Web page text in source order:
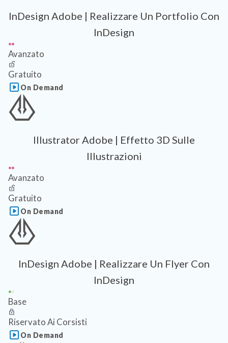
InDesign Adobe | Realizzare Un Portfolio Con
InDesign
Avanzato
Gratuito
On Demand
Illustrator Adobe | Effetto 3D Sulle
Illustrazioni
Avanzato
Gratuito
On Demand
InDesign Adobe | Realizzare Un Flyer Con
InDesign
Base
Riservato Ai Corsisti
On Demand